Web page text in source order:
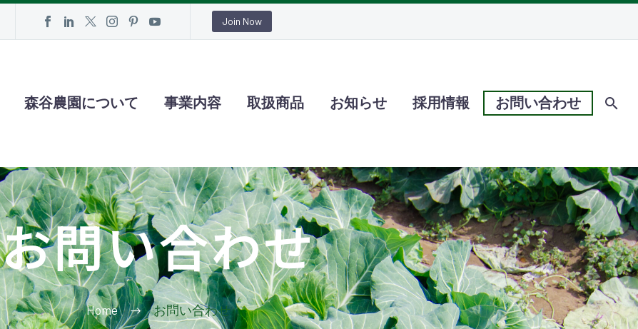
Join Now
森谷農園について 事業内容 取扱商品 お知らせ 採用情報 お問い合わせ
お問い合わせ
Home お問い合わせ